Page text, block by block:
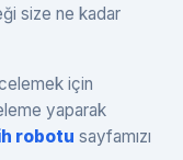
size ne kadar
için
yaparak
robotu sayfamızı